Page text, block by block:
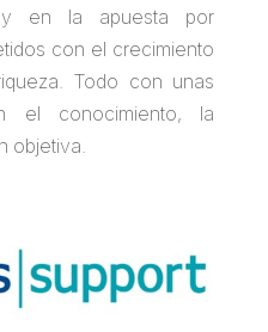
en la apuesta por
con el crecimiento
Todo con unas
el conocimiento, la
objetiva.